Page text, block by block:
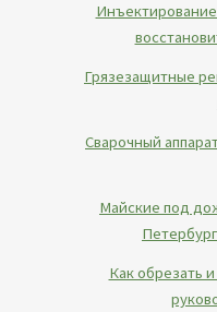
Грязезащитные
Сварочный
Майские под
Как обрезать